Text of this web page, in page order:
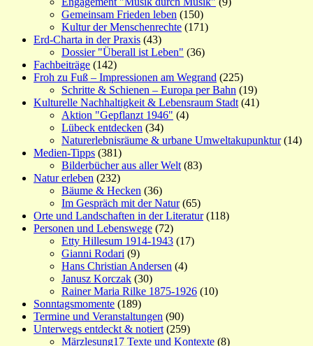
Gemeinsam Frieden leben (150)
Kultur der Menschenrechte (171)
Erd-Charta in der Praxis (43)
Dossier "Überall ist Leben" (36)
Fachbeiträge (142)
Froh zu Fuß – Impressionen am Wegrand (225)
Schritte & Schienen – Europa per Bahn (19)
Kulturelle Nachhaltigkeit & Lebensraum Stadt (41)
Aktion "Gepflanzt 1946" (4)
Lübeck entdecken (34)
Naturerlebnisräume & urbane Umweltakupunktur(14)
Medien-Tipps (381)
Bilderbücher aus aller Welt (83)
Natur erleben (232)
Bäume & Hecken (36)
Im Gespräch mit der Natur(65)
Orte und Landschaften in der Literatur(118)
Personen und Lebenswege (72)
Etty Hillesum 1914-1943 (17)
Gianni Rodari (9)
Hans Christian Andersen (4)
Janusz Korczak (30)
Rainer Maria Rilke 1875-1926 (10)
Sonntagsmomente (189)
Termine und Veranstaltungen (90)
Unterwegs entdeckt & notiert (259)
Märzlesung17 Texte und Kontexte (8)